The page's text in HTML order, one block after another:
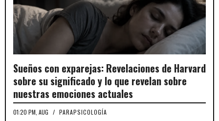
Sueños con exparejas: Revelaciones de Harvard
sobre su significado y lo que revelan sobre
nuestras emociones actuales
01:20 PM, AUG / PARAPSICOLOGÍA